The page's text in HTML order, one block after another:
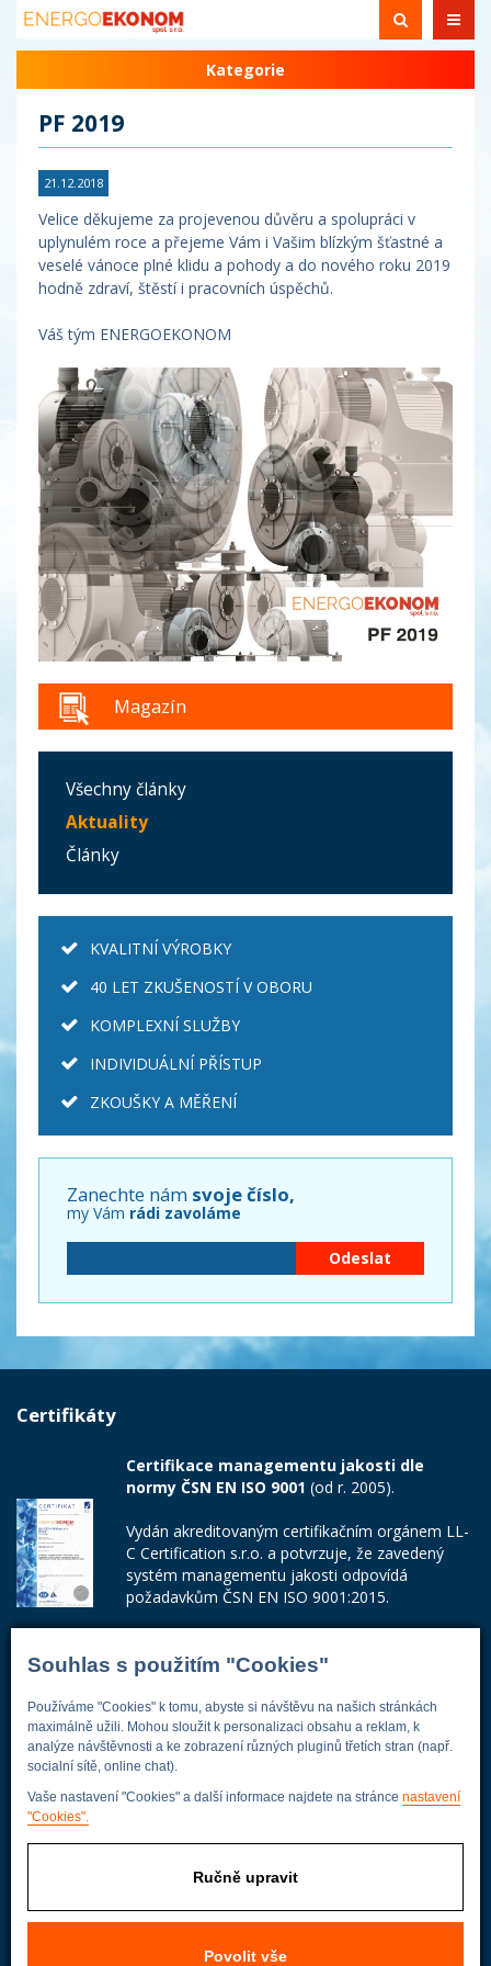
Souhlas s použitím "Cookies"
Používáme "Cookies" k tomu, abyste si návštěvu na našich stránkách
maximálně užili. Mohou sloužit k personalizaci obsahu a reklam, k
analýze návštěvnosti a ke zobrazení různých pluginů třetích stran (např.
socialní sítě, online chat).
Vaše nastavení "Cookies" a další informace najdete na stránce nastavení
"Cookies".
Ručně upravit
Povolit vše
Kategorie
PF 2019
21.12.2018
Velice děkujeme za projevenou důvěru a spolupráci v
uplynulém roce a přejeme Vám i Vašim blízkým šťastné a
veselé vánoce plné klidu a pohody a do nového roku 2019
hodně zdraví, štěstí i pracovních úspěchů.
Váš tým ENERGOEKONOM
Magazín
Všechny články
Aktuality
Články
KVALITNÍ VÝROBKY
40 LET ZKUŠENOSTÍ V OBORU
KOMPLEXNÍ SLUŽBY
INDIVIDUÁLNÍ PŘÍSTUP
ZKOUŠKY A MĚŘENÍ
Zanechte nám svoje číslo,
my Vám rádi zavoláme
Certifikáty
Certifikace managementu jakosti dle
normy ČSN EN ISO 9001 (od r. 2005).
Vydán akreditovaným certifikačním orgánem LL-
C Certification s.r.o. a potvrzuje, že zavedený
systém managementu jakosti odpovídá
požadavkům ČSN EN ISO 9001:2015.
Wolkerova 433